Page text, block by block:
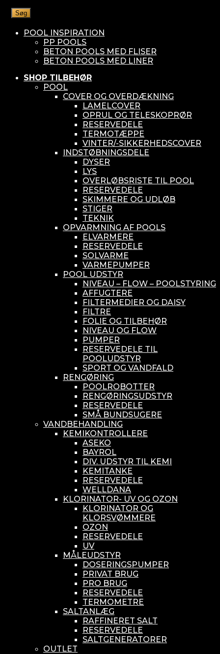
Søg
POOL INSPIRATION
PP POOLS
BETON POOLS MED FLISER
BETON POOLS MED LINER
SHOP TILBEHØR
POOL
COVER OG OVERDÆKNING
LAMELCOVER
OPRUL OG TELESKOPRØR
RESERVEDELE
TERMOTÆPPE
VINTER/-SIKKERHEDSCOVER
INDSTØBNINGSDELE
DYSER
LYS
OVERLØBSRISTE TIL POOL
RESERVEDELE
SKIMMERE OG UDLØB
STIGER
TEKNIK
OPVARMNING AF POOLS
ELVARMERE
RESERVEDELE
SOLVARME
VARMEPUMPER
POOL UDSTYR
NIVEAU – FLOW – POOLSTYRING
AFFUGTERE
FILTERMEDIER OG DAISY
FILTRE
FOLIE OG TILBEHØR
NIVEAU OG FLOW
PUMPER
RESERVEDELE TIL
POOLUDSTYR
SPORT OG VANDFALD
RENGØRING
POOLROBOTTER
RENGØRINGSUDSTYR
RESERVEDELE
SMÅ BUNDSUGERE
VANDBEHANDLING
KEMIKONTROLLERE
ASEKO
BAYROL
DIV. UDSTYR TIL KEMI
KEMITANKE
RESERVEDELE
WELLDANA
KLORINATOR- UV OG OZON
KLORINATOR OG
KLORSVØMMERE
OZON
RESERVEDELE
UV
MÅLEUDSTYR
DOSERINGSPUMPER
PRIVAT BRUG
PRO BRUG
RESERVEDELE
TERMOMETRE
SALTANLÆG
RAFFINERET SALT
RESERVEDELE
SALTGENERATORER
OUTLET